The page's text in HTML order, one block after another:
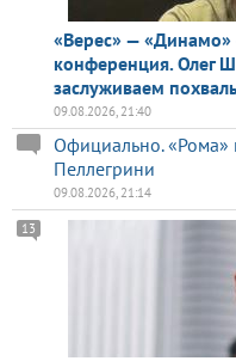
«Верес» — «Динамо»
конференция. Олег
заслуживаем
09.08.2026, 21:40
Официально. «Рома»
Пеллегрини
09.08.2026, 21:14
13